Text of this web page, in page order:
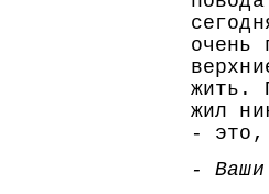
очень
жить.
жил
- это,
- Ваши